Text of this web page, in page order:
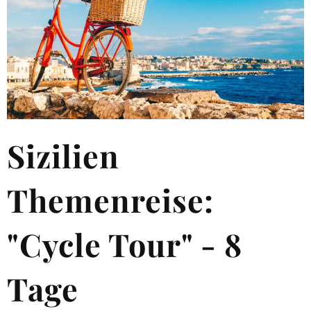
Sizilien
Themenreise:
"Cycle Tour" - 8
Tage